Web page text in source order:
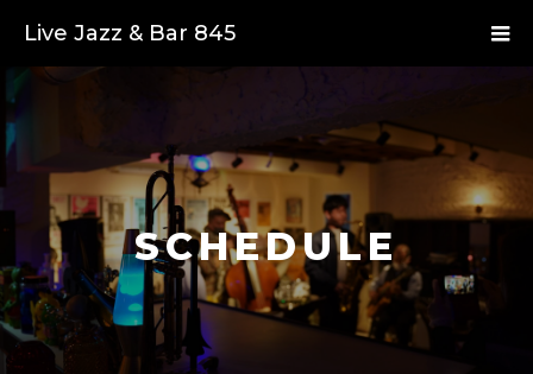
Live Jazz & Bar 845
SCHEDULE